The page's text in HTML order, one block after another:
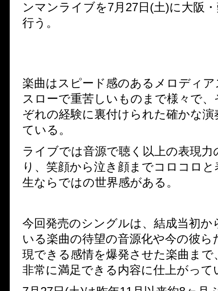
ンマンライブを7月27日(土)に大阪
行う。
楽曲はスピード感のあるメロディ
スローで重苦しいものまで様々で
ぞれの経験に裏付けられた確かな演
ている。
ライブでは音源で聴く以上の表現力
り、笑顔から泣き顔までコロコロ
生ならではの世界感がある。
今回発売のシングルは、結成当初か
いる楽曲の待望の音源化や今の彼ら
現できる感情を爆発させた楽曲まで
非常に満足できる内容に仕上がって